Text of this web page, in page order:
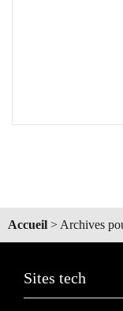
Accueil > Archives
Sites tech